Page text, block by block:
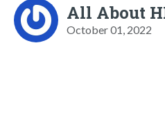
All About
October 01, 2022